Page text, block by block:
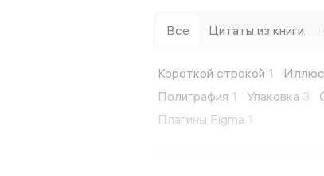
Все Цитаты из книги
Короткой строкой 1
Полиграфия 1 Упаковка 3
Плагины Figma 1